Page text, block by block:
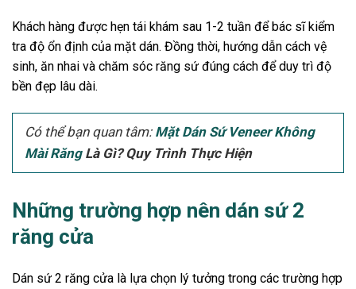
Khách hàng được hẹn tái khám sau 1-2 tuần để bác sĩ kiểm
tra độ ổn định của mặt dán. Đồng thời, hướng dẫn cách vệ
sinh, ăn nhai và chăm sóc răng sứ đúng cách để duy trì độ
bền đẹp lâu dài.
Có thể bạn quan tâm: Mặt Dán Sứ Veneer Không
Mài RăngLà Gì? Quy Trình Thực Hiện
Những trường hợp nên dán sứ 2
răng cửa
Dán sứ 2 răng cửa là lựa chọn lý tưởng trong các trường hợp